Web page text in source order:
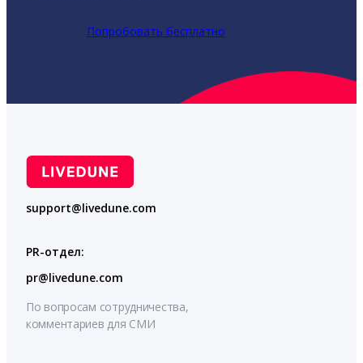
Попробовать бесплатно
support@livedune.com
PR-отдел:
pr@livedune.com
По вопросам сотрудничества,
комментариев для СМИ